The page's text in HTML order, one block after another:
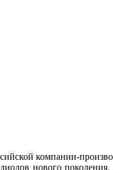
компании-
нового